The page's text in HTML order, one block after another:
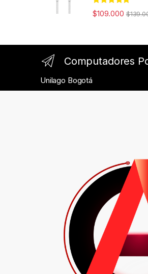
Rated 4.98
out of 5
$109.000 $
Computadores
Unilago Bogotá